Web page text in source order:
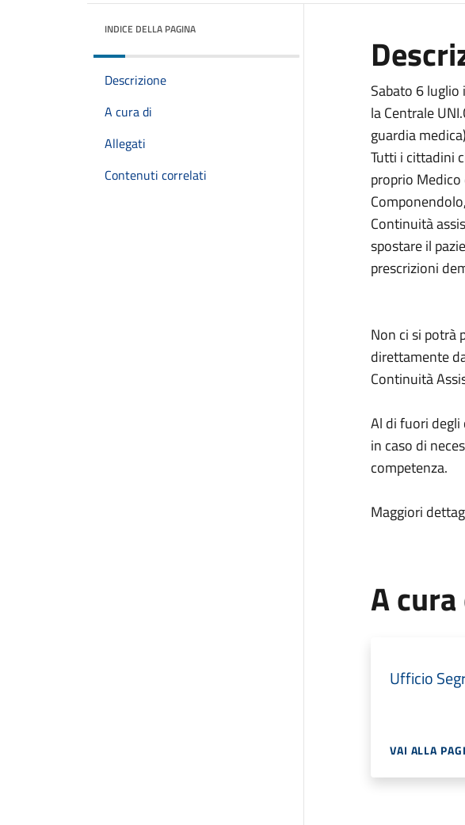
INDICE DELLA PAGINA
Descrizione
A cura di
Allegati
Contenuti correlati
Sabato 6
la Centrale
guardia medica)
Tutti i cittadini
proprio
Continuità
spostare il
prescrizioni
Non ci si potrà
direttamente
Continuità
Al di fuori degli
in caso di
competenza.
Maggiori
A
Ufficio
VAI ALLA